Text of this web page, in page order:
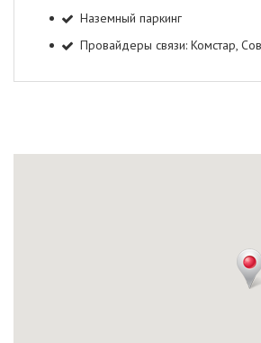
Наземный паркинг
Провайдеры связи: Комстар,